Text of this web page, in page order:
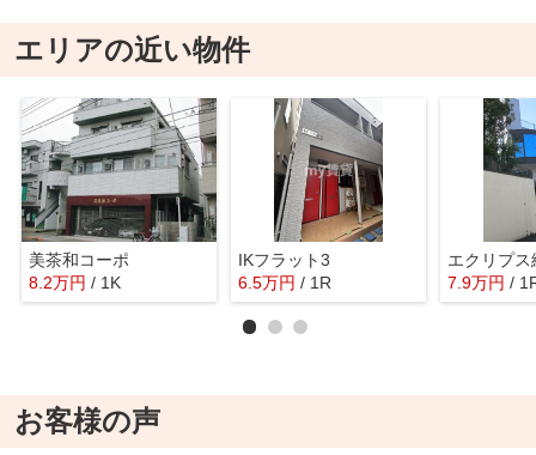
エリアの近い物件
美茶和コーポ
8.2万円 / 1K
IKフラット3
6.5万円 / 1R
エクリプス
7.9万円 /
お客様の声